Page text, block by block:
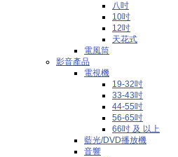
八吋
10吋
12吋
天花式
電風筒
影音產品
電視機
19-32吋
33-43吋
44-55吋
56-65吋
66吋 及 以上
藍光/DVD播放機
音響